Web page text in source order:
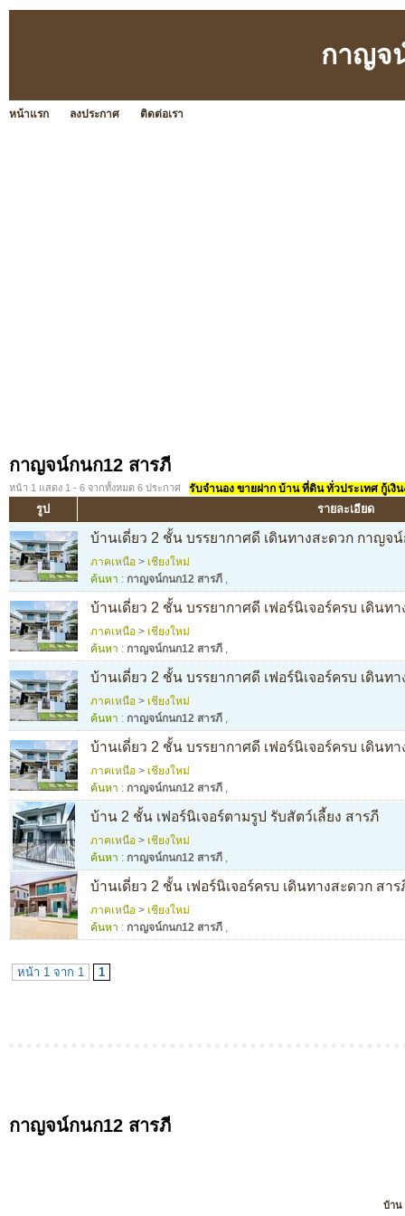
กาญจ
หน้าแรก ลงประกาศ ติดต่อเรา
กาญจน์กนก12 สารภี
หน้า 1 แสดง 1 - 6 จากทั้งหมด 6 ประกาศ รับจำนอง ขายฝาก บ้าน ที่ดิน ทั่วประเทศ กู้เงิ
รูป รายละเอียด
บ้านเดี่ยว 2 ชั้น บรรยากาศดี เดินทางสะดวก กาญจ
ภาคเหนือ > เชียงใหม่
ค้นหา : กาญจน์กนก12 สารภี ,
บ้านเดี่ยว 2 ชั้น บรรยากาศดี เฟอร์นิเจอร์ครบ เดินท
ภาคเหนือ > เชียงใหม่
ค้นหา : กาญจน์กนก12 สารภี ,
บ้านเดี่ยว 2 ชั้น บรรยากาศดี เฟอร์นิเจอร์ครบ เดินท
ภาคเหนือ > เชียงใหม่
ค้นหา : กาญจน์กนก12 สารภี ,
บ้านเดี่ยว 2 ชั้น บรรยากาศดี เฟอร์นิเจอร์ครบ เดินท
ภาคเหนือ > เชียงใหม่
ค้นหา : กาญจน์กนก12 สารภี ,
บ้าน 2 ชั้น เฟอร์นิเจอร์ตามรูป รับสัตว์เลี้ยง สารภี
ภาคเหนือ > เชียงใหม่
ค้นหา : กาญจน์กนก12 สารภี ,
บ้านเดี่ยว 2 ชั้น เฟอร์นิเจอร์ครบ เดินทางสะดวก สาร
ภาคเหนือ > เชียงใหม่
ค้นหา : กาญจน์กนก12 สารภี ,
หน้า 1 จาก 1 1
กาญจน์กนก12 สารภี
บ้าน